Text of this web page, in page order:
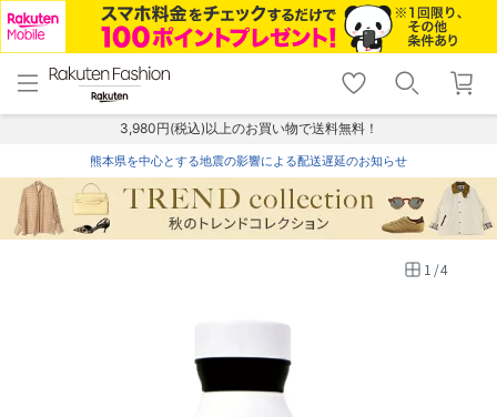
menu home
トップ
shopping_cart lock_outline
ログイン
3,980円(税込)以上のお買い物で送料無料！
熊本県を中心とする地震の影響による配送遅延のお知らせ
1 /4